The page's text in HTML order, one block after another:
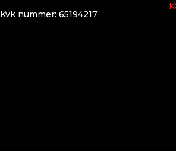
Kvk nummer: 65194217